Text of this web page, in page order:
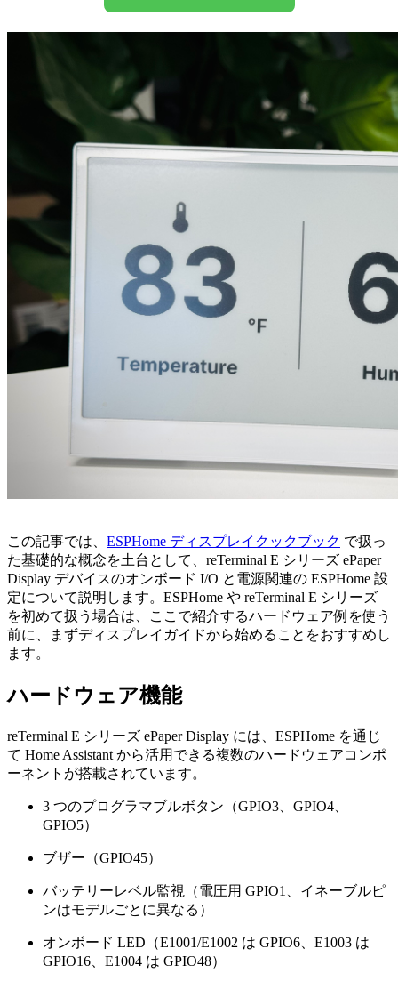
この記事では、 ESPHome ディスプレイクックブック で扱っ
た基礎的な概念を土台として、reTerminal E シリーズ ePaper
Display デバイスのオンボード I/O と電源関連の ESPHome 設
定について説明します。ESPHome や reTerminal E シリーズ
を初めて扱う場合は、ここで紹介するハードウェア例を使う
前に、まずディスプレイガイドから始めることをおすすめし
ます。
ハードウェア機能
reTerminal E シリーズ ePaper Display には、ESPHome を通じ
て Home Assistant から活用できる複数のハードウェアコンポ
ーネントが搭載されています。
3 つのプログラマブルボタン（GPIO3、GPIO4、
GPIO5）
ブザー（GPIO45）
バッテリーレベル監視（電圧用 GPIO1、イネーブルピ
ンはモデルごとに異なる）
オンボード LED（E1001/E1002 は GPIO6、E1003 は
GPIO16、E1004 は GPIO48）